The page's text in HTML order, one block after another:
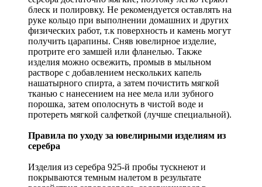
блеск и полировку. Не рекомендуется оставлять на
руке кольцо при выполнении домашних и других
физических работ, т.к поверхность и камень могут
получить царапины. Сняв ювелирное изделие,
протрите его замшей или фланелью. Также
изделия можно освежить, промыв в мыльном
растворе с добавлением нескольких капель
нашатырного спирта, а затем почистить мягкой
тканью с нанесением на нее мела или зубного
порошка, затем ополоснуть в чистой воде и
протереть мягкой салфеткой (лучше специальной).
Правила по уходу за ювелирными изделиям из
серебра
Изделия из серебра 925-й пробы тускнеют и
покрываются темным налетом в результате